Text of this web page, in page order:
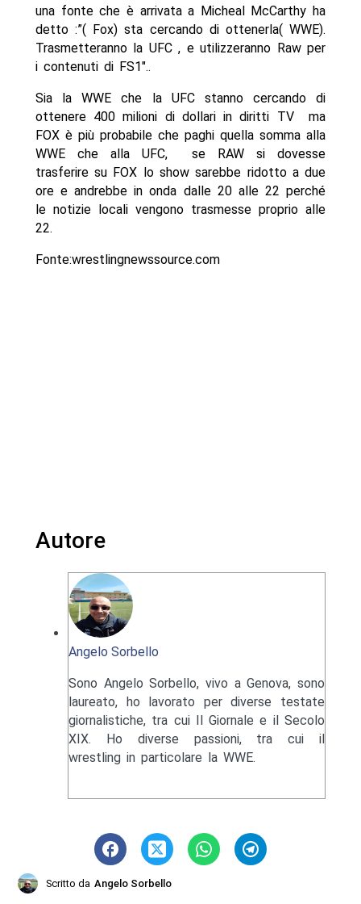
una fonte che è arrivata a Micheal McCarthy ha
detto :”( Fox) sta cercando di ottenerla( WWE).
Trasmetteranno la UFC , e utilizzeranno Raw per
i contenuti di FS1″..
Sia la WWE che la UFC stanno cercando di
ottenere 400 milioni di dollari in diritti TV ma
FOX è più probabile che paghi quella somma alla
WWE che alla UFC, se RAW si dovesse
trasferire su FOX lo show sarebbe ridotto a due
ore e andrebbe in onda dalle 20 alle 22 perché
le notizie locali vengono trasmesse proprio alle
22.
Fonte:wrestlingnewssource.com
Autore
Angelo Sorbello
Sono Angelo Sorbello, vivo a Genova, sono
laureato, ho lavorato per diverse testate
giornalistiche, tra cui Il Giornale e il Secolo
XIX. Ho diverse passioni, tra cui il
wrestling in particolare la WWE.
Scritto da Angelo Sorbello